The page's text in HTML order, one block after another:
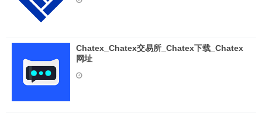
Chatex_Chatex交易所_Chatex下载_Chatex
网址